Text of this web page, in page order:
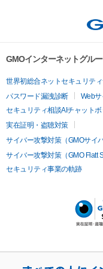
GMOインターネットグル
世界初総合ネットセキュリテ
パスワード漏洩診断
Web
セキュリティ相談AIチャットボ
実在証明・盗聴対策
サイバー攻撃対策（GMOサイ
サイバー攻撃対策（GMO Flatt
セキュリティ事業の軌跡